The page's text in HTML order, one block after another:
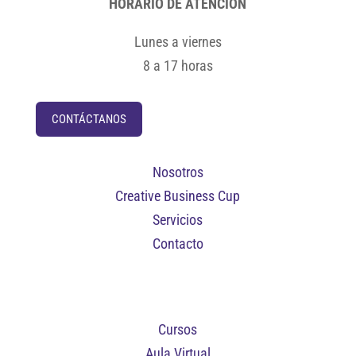
HORARIO DE ATENCIÓN
Lunes a viernes
8 a 17 horas
CONTÁCTANOS
Nosotros
Creative Business Cup
Servicios
Contacto
Cursos